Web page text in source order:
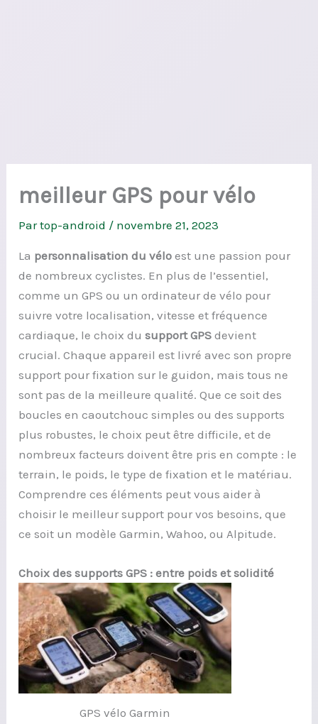
meilleur GPS pour vélo
Partop-android / novembre 21, 2023
La personnalisation du vélo est une passion pour
de nombreux cyclistes. En plus de l’essentiel,
comme un GPS ou un ordinateur de vélo pour
suivre votre localisation, vitesse et fréquence
cardiaque, le choix du support GPS devient
crucial. Chaque appareil est livré avec son propre
support pour fixation sur le guidon, mais tous ne
sont pas de la meilleure qualité. Que ce soit des
boucles en caoutchouc simples ou des supports
plus robustes, le choix peut être difficile, et de
nombreux facteurs doivent être pris en compte : le
terrain, le poids, le type de fixation et le matériau.
Comprendre ces éléments peut vous aider à
choisir le meilleur support pour vos besoins, que
ce soit un modèle Garmin, Wahoo, ou Alpitude.
Choix des supports GPS : entre poids et solidité
GPS vélo Garmin